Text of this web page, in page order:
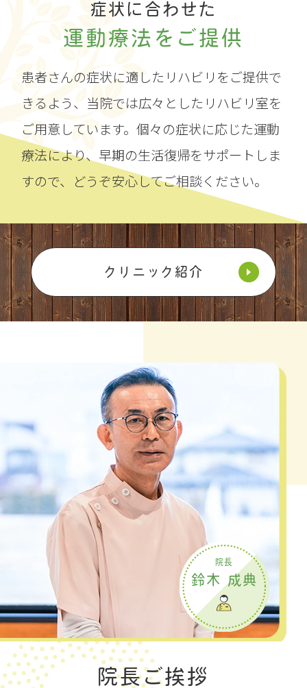
症状に合わせた
運動療法をご提供
患者さんの症状に適したリハビリをご提供で
きるよう、当院では広々としたリハビリ室を
ご用意しています。個々の症状に応じた運動
療法により、早期の生活復帰をサポートしま
すので、どうぞ安心してご相談ください。
クリニック紹介
院長
鈴木 成典
院長ご挨拶